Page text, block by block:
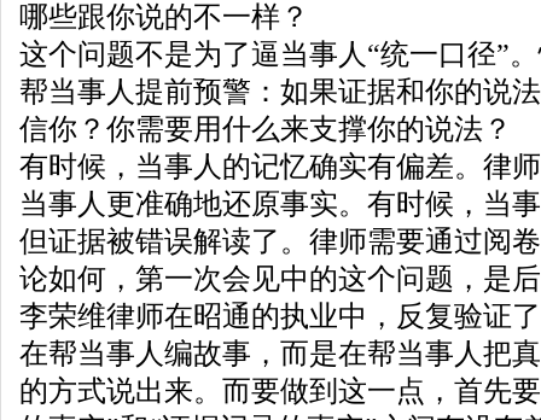
哪些跟你说的不一样？
这个问题不是为了逼当事人“统一口径”
帮当事人提前预警：如果证据和你的说
信你？你需要用什么来支撑你的说法？
有时候，当事人的记忆确实有偏差。律
当事人更准确地还原事实。有时候，当
但证据被错误解读了。律师需要通过阅
论如何，第一次会见中的这个问题，是
李荣维律师在昭通的执业中，反复验证
在帮当事人编故事，而是在帮当事人把
的方式说出来。而要做到这一点，首先